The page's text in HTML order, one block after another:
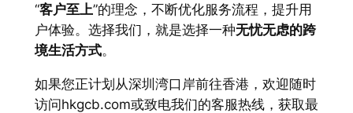
“客户至上”的理念，不断优化服务流程，提升用
户体验。选择我们，就是选择一种无忧无虑的跨
境生活方式。
如果您正计划从深圳湾口岸前往香港，欢迎随时
访问hkgcb.com或致电我们的客服热线，获取最